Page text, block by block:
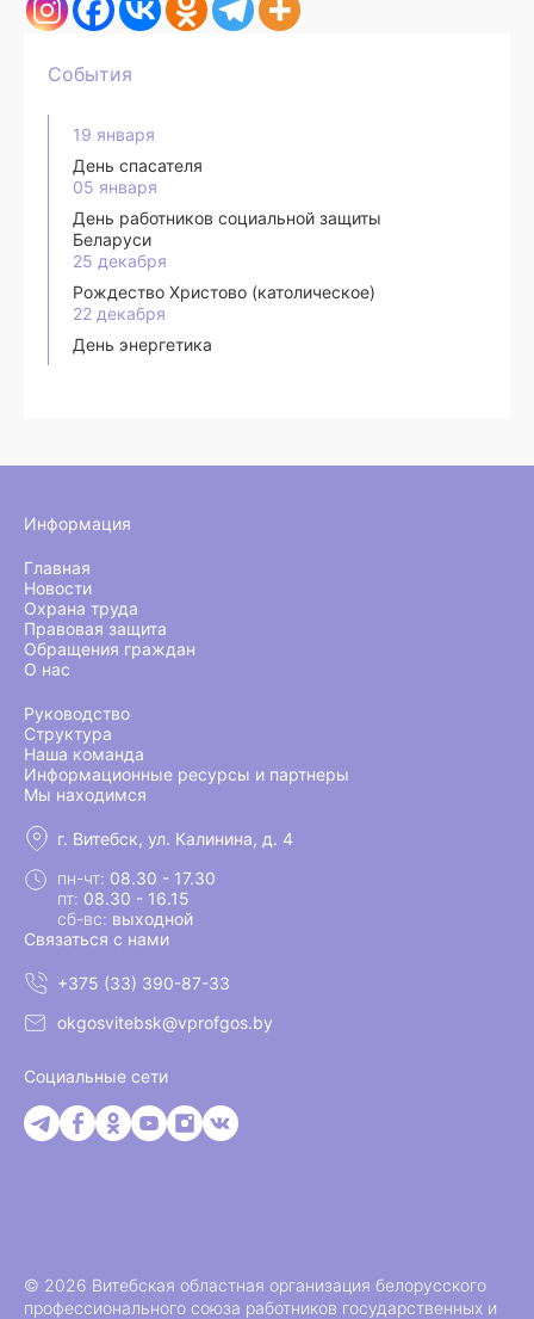
События
19 января
День спасателя
05 января
День работников социальной защиты
Беларуси
25 декабря
Рождество Христово (католическое)
22 декабря
День энергетика
Информация
Главная
Новости
Охрана труда
Правовая защита
Обращения граждан
О нас
Руководство
Структура
Наша команда
Информационные ресурсы и партнеры
Мы находимся
г. Витебск, ул. Калинина, д. 4
пн-чт: 08.30 - 17.30
пт: 08.30 - 16.15
сб-вс: выходной
Связаться с нами
+375 (33) 390-87-33
okgosvitebsk@vprofgos.by
Социальные сети
© 2026 Витебская областная организация белорусского
профессионального союза работников государственных и